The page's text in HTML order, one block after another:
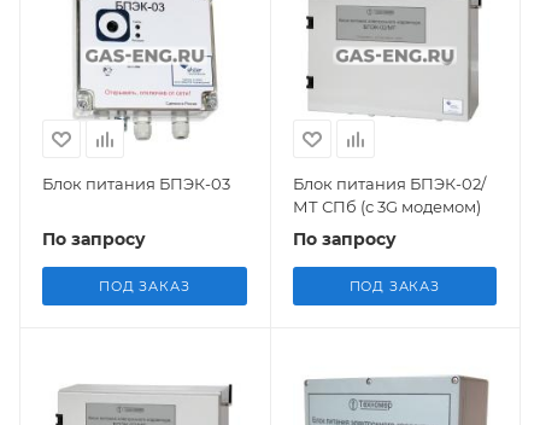
Блок питания БПЭК-03
По запросу
ПОД ЗАКАЗ
Блок питания БПЭК-02/
МТ СПб (с 3G модемом)
По запросу
ПОД ЗАКАЗ